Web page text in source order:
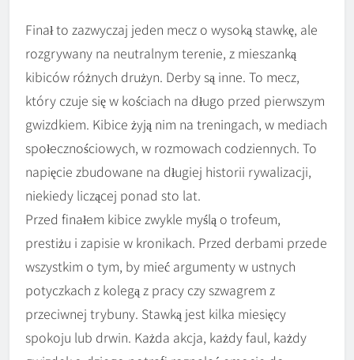
Finał to zazwyczaj jeden mecz o wysoką stawkę, ale
rozgrywany na neutralnym terenie, z mieszanką
kibiców różnych drużyn. Derby są inne. To mecz,
który czuje się w kościach na długo przed pierwszym
gwizdkiem. Kibice żyją nim na treningach, w mediach
społecznościowych, w rozmowach codziennych. To
napięcie zbudowane na długiej historii rywalizacji,
niekiedy liczącej ponad sto lat.
Przed finałem kibice zwykle myślą o trofeum,
prestiżu i zapisie w kronikach. Przed derbami przede
wszystkim o tym, by mieć argumenty w ustnych
potyczkach z kolegą z pracy czy szwagrem z
przeciwnej trybuny. Stawką jest kilka miesięcy
spokoju lub drwin. Każda akcja, każdy faul, każdy